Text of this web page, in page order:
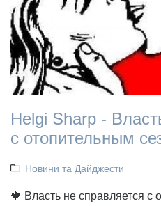
Helgi Sharp -
с отопительным
Новини та Дайджести
🍁 Власть не справляется с